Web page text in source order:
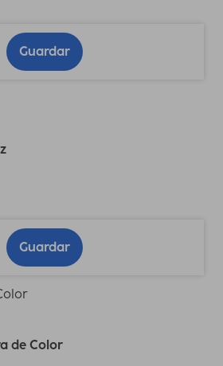
Guardar
Guardar
de Color